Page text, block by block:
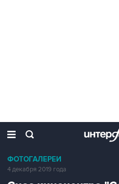
ФОТОГАЛЕРЕИ
4 декабря 2019 года